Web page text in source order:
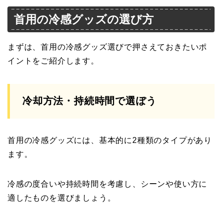
首用の冷感グッズの選び方
まずは、首用の冷感グッズ選びで押さえておきたいポ
イントをご紹介します。
冷却方法・持続時間で選ぼう
首用の冷感グッズには、基本的に2種類のタイプがあり
ます。
冷感の度合いや持続時間を考慮し、シーンや使い方に
適したものを選びましょう。